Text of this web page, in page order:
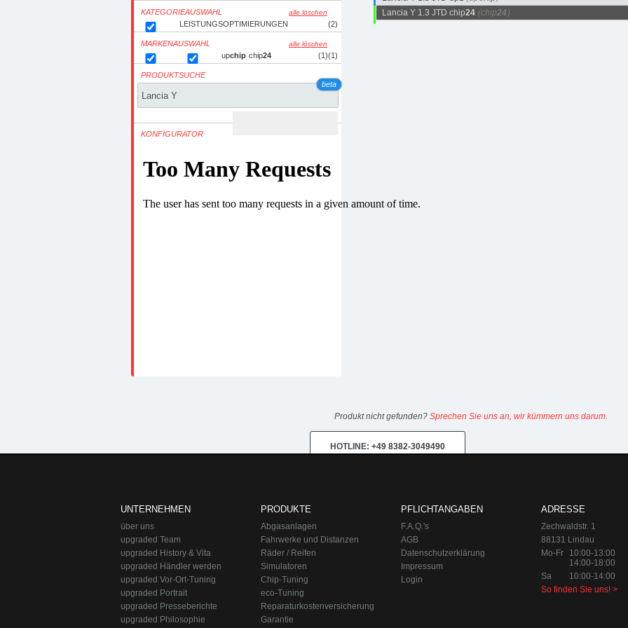
KATEGORIEAUSWAHL alle löschen
LEISTUNGSOPTIMIERUNGEN (2)
MARKENAUSWAHL alle löschen
upchip (1)
chip24 (1)
PRODUKTSUCHE
beta
KONFIGURATOR
Lancia Y 1.3 JTD chip24 (chip24 )
Produkt nicht gefunden? Sprechen Sie uns an, wir kümmern uns darum.
HOTLINE: +49 8382-3049490
+49 49 8382-3049490 Telefax:+49 49 8382-3049491
UNTERNEHMEN
über uns
upgraded Team
upgraded History & Vita
upgraded Händler werden
upgraded Vor-Ort-Tuning
upgraded Portrait
upgraded Presseberichte
upgraded Philosophie
PRODUKTE
Abgasanlagen
Fahrwerke und Distanzen
Räder / Reifen
Simulatoren
Chip-Tuning
eco-Tuning
Reparaturkostenversicherung
Garantie
PFLICHTANGABEN
F.A.Q.'s
AGB
Datenschutzerklärung
Impressum
Login
ADRESSE
Zechwaldstr. 1
88131 Lindau
Mo-Fr
10:00-13:00
14:00-18:00
Sa
10:00-14:00
So finden Sie uns! >